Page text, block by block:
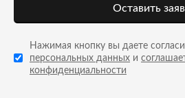
Оставить
Нажимая кнопку вы даете
персональных данных и
конфиденциальности